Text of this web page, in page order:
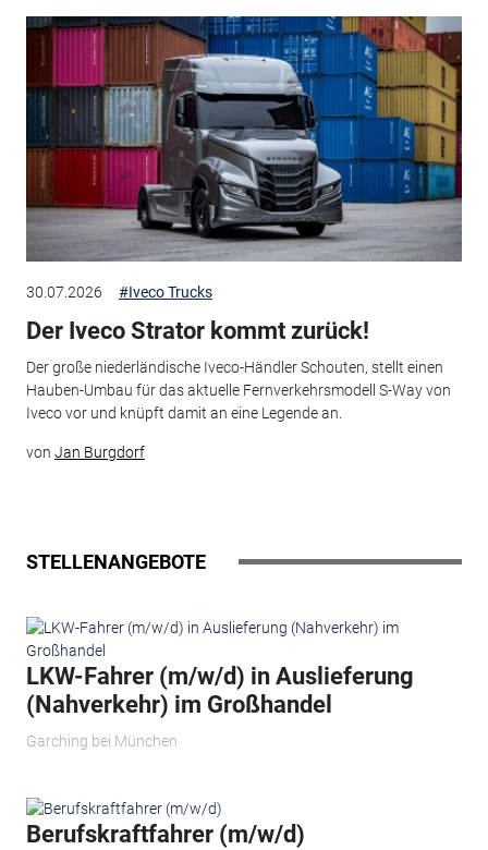
30.07.2026 #Iveco Trucks
Der Iveco Strator kommt zurück!
Der große niederländische Iveco-Händler Schouten, stellt einen
Hauben-Umbau für das aktuelle Fernverkehrsmodell S-Way von
Iveco vor und knüpft damit an eine Legende an.
von Jan Burgdorf
STELLENANGEBOTE
LKW-Fahrer (m/w/d) in Auslieferung
(Nahverkehr) im Großhandel
Garching bei München
Berufskraftfahrer (m/w/d)